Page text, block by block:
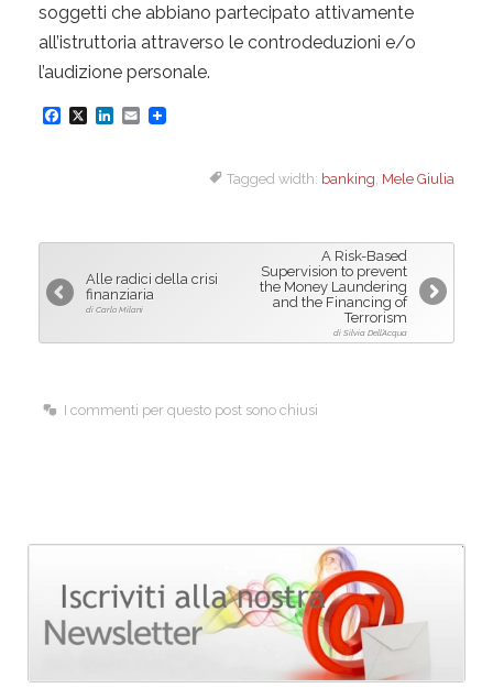
soggetti che abbiano partecipato attivamente
all’istruttoria attraverso le controdeduzioni e/o
l’audizione personale.
F
b
o
X
L
e
I
E
l
Tagged width: banking Mele Giulia
Alle radici della crisi
finanziaria
di Carlo Milani
A Risk-Based
Supervision to prevent
the Money Laundering
and the Financing of
Terrorism
di Silvia Dell’Acqua
I commenti per questo post sono chiusi